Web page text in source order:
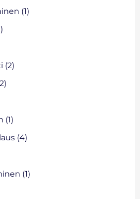
(1)
(2)
(1)
(4)
(1)